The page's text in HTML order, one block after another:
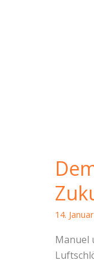
14.
Manuel